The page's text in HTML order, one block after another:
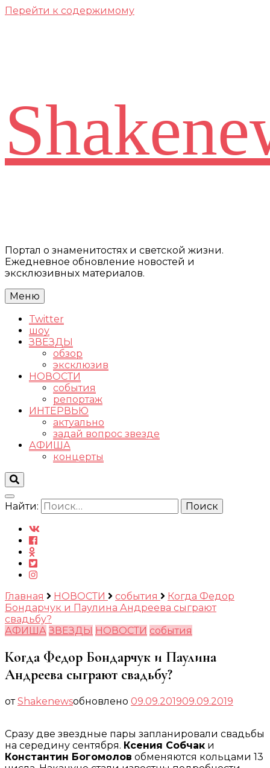
Перейти к содержимому
Портал о знаменитостях и светской жизни.
Ежедневное обновление новостей и
эксклюзивных материалов.
Меню
Twitter
шоу
ЗВЕЗДЫ
обзор
эксклюзив
НОВОСТИ
события
репортаж
ИНТЕРВЬЮ
актуально
задай вопрос звезде
АФИША
концерты
Найти:
Главная НОВОСТИ события
Когда Федор
Бондарчук и Паулина Андреева сыграют
свадьбу?
АФИША ЗВЕЗДЫ НОВОСТИ события
Когда Федор Бондарчук и Паулина
Андреева сыграют свадьбу?
отShakenewsобновлено 09.09.201909.09.2019
Сразу две звездные пары запланировали свадьбы
на середину сентября. Ксения Собчак и
Константин Богомолов обменяются кольцами 13